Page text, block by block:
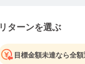
リターンを選ぶ
目標金額未達なら全